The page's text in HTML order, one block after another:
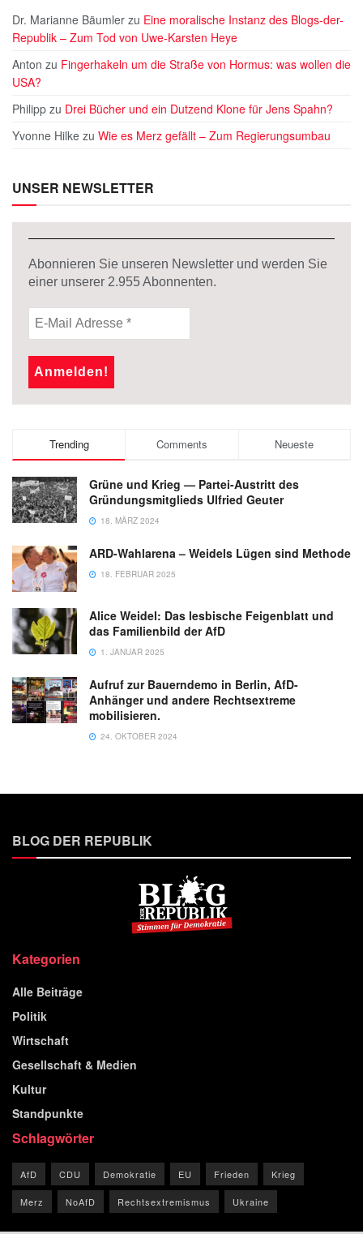
Dr. Marianne Bäumler zu Eine moralische Instanz des Blogs-der-
Republik – Zum Tod von Uwe-Karsten Heye
Anton zu Fingerhakeln um die Straße von Hormus: was wollen die
USA?
Philipp zu Drei Bücher und ein Dutzend Klone für Jens Spahn?
Yvonne Hilke zu Wie es Merz gefällt – Zum Regierungsumbau
UNSER NEWSLETTER
Abonnieren Sie unseren Newsletter und werden Sie
einer unserer 2.955Abonnenten.
Trending Comments Neueste
Grüne und Krieg — Partei-Austritt des
Gründungsmitglieds Ulfried Geuter
18. MÄRZ 2024
ARD-Wahlarena – Weidels Lügen sind Methode
18. FEBRUAR 2025
Alice Weidel: Das lesbische Feigenblatt und
das Familienbild der AfD
1. JANUAR 2025
Aufruf zur Bauerndemo in Berlin, AfD-
Anhänger und andere Rechtsextreme
mobilisieren.
24. OKTOBER 2024
BLOG DER REPUBLIK
Kategorien
Alle Beiträge
Politik
Wirtschaft
Gesellschaft & Medien
Kultur
Standpunkte
Schlagwörter
AfD CDU Demokratie EU Frieden Krieg
Merz NoAfD Rechtsextremismus Ukraine